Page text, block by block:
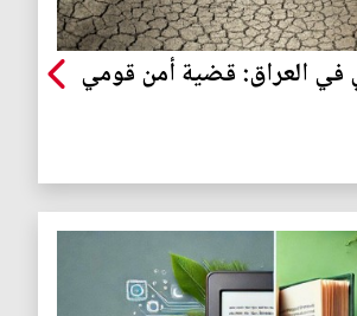
في العراق: قضية أمن قومي